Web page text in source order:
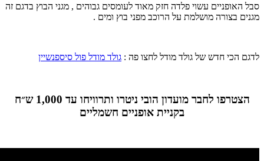
סבל האופניים עשוי פלדה חזק מאוד לעומסים גבוהים , מגני הבוץ בדגם זה
מגנים בצורה מושלמת על הרוכב מפני בוץ ומים .
לדגם הכי חדש של גולד מודל לחצו פה : גולד מודל פול סיספנשיין
הצטרפו לחבר מועדון הובי ניטרו ותרוויחו עד 1,000 ש״ח
בקניית אופניים חשמליים